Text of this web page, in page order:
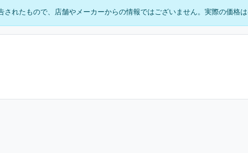
れたもので、店舗やメーカーからの情報ではございません。実際の価格は